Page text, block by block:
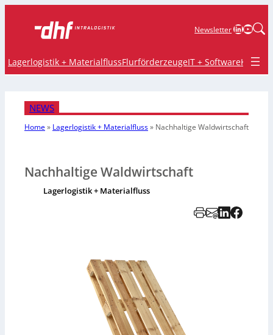
NewsletterLinkedIn
Lagerlogistik + MaterialflussFlurförderzeugeIT + SoftwareKrane
NEWS
Home» Lagerlogistik + Materialfluss» Nachhaltige Waldwirtschaft
Nachhaltige Waldwirtschaft
Lagerlogistik + Materialfluss